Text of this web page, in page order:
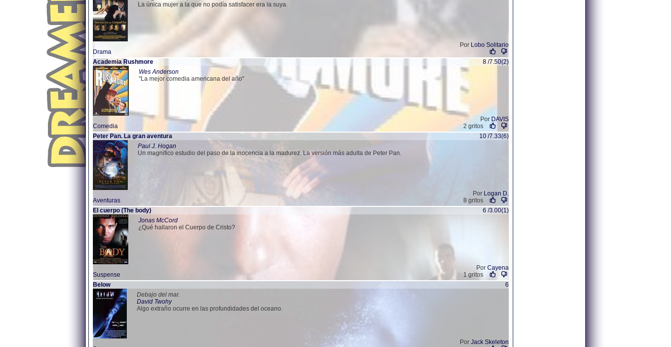
La única mujer a la que no podía satisfacer era la suya.
Por Lobo Solitario
Drama
Academia Rushmore
8 /7.50(2)
Wes Anderson
"La mejor comedia americana del año"
Por DAVIS
Comedia
2 gritos
Peter Pan. La gran aventura
10 /7.33(6)
Paul J. Hogan
Un magnifico estudio del paso de la inocencia a la madurez. La versión más adulta de Peter Pan.
Por Logan D.
Aventuras
8 gritos
El cuerpo (The body)
6 /3.00(1)
Jonas McCord
¿Qué hallaron el Cuerpo de Cristo?
Por Cayena
Suspense
1 gritos
Below
6
Debajo del mar.
David Twohy
Algo extraño ocurre en las profundidades del oceano.
Por Jack Skeleton